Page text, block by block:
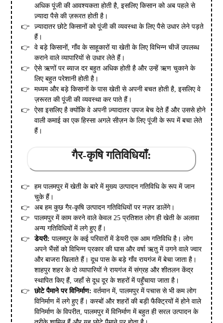
अधिक पूंजी की आवश्यकता होती है, इसलिए किसान को अब पहले से
ज़्यादा पैसे की ज़रूरत होती है।
ज़्यादातर छोटे किसानों को पूंजी की व्यवस्था के लिए पैसे उधार लेने पड़ते
हैं।
वे बड़े किसानों, गाँव के साहूकारों या खेती के लिए विभिन्न चीजें उपलब्ध
कराने वाले व्यापारियों से उधार लेते हैं।
ऐसे ऋणों पर ब्याज दर बहुत अधिक होती है और उन्हें ऋण चुकाने के
लिए बहुत परेशानी होती है।
मध्यम और बड़े किसानों के पास खेती से अपनी बचत होती है, इसलिए वे
ज़रूरत की पूंजी की व्यवस्था कर पाते हैं।
ऐसा इसलिए है क्योंकि वे अपनी ज़्यादातर उपज बेच देते हैं और उससे होने
वाली कमाई का एक हिस्सा अगले सीज़न के लिए पूंजी के रूप में बचा लेते
हैं।
गैर-कृषि गतिविधियाँ:
हम पालमपुर में खेती के बारे में मुख्य उत्पादन गतिविधि के रूप में जान
चुके हैं।
अब हम कुछ गैर-कृषि उत्पादन गतिविधियों पर नज़र डालेंगे।
पालमपुर में काम करने वाले केवल 25 प्रतिशत लोग ही खेती के अलावा
अन्य गतिविधियों में लगे हुए हैं।
डेयरी: पालमपुर के कई परिवारों में डेयरी एक आम गतिविधि है। लोग
अपने भैंसों को विभिन्न प्रकार की घास और वर्षा ऋतु में उगने वाले ज्वार
और बाजरा खिलाते हैं। दूध पास के बड़े गाँव रायगंज में बेचा जाता है।
शाहपुर शहर के दो व्यापारियों ने रायगंज में संग्रह और शीतलन केंद्र
स्थापित किए हैं, जहाँ से दूध दूर के शहरों में पहुँचाया जाता है।
छोटे पैमाने पर विनिर्माण: वर्तमान में, पालमपुर में पचास से भी कम लोग
विनिर्माण में लगे हुए हैं। कस्बों और शहरों की बड़ी फैक्ट्रियों में होने वाले
विनिर्माण के विपरीत, पालमपुर में विनिर्माण में बहुत ही सरल उत्पादन के